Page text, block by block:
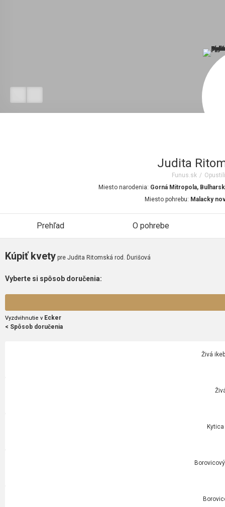
Judita
Funus.sk /
Miesto narodenia: Gorná Mitropola,
Miesto pohrebu: Malacky
Prehľad O pohrebe
Kúpiť kvety pre Judita Ritomská rod. Ďurišová
Vyberte si spôsob doručenia:
Vyzdvihnutie v Ecker
< Spôsob doručenia
Živá